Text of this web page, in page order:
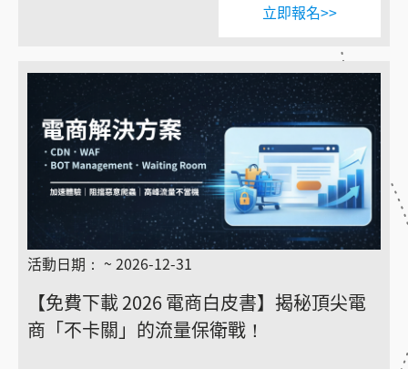
立即報名>>
活動日期： ~ 2026-12-31
【免費下載 2026 電商白皮書】揭秘頂尖電
商「不卡關」的流量保衛戰！